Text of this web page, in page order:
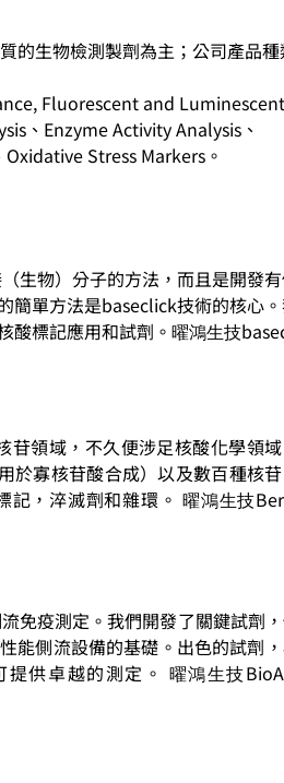
的生物檢測製劑為主；公司產品
Fluorescent and Luminescent
、Enzyme Activity Analysis、
Stress Markers。
生物）分子的方法，而且是開發
簡單方法是baseclick技術的核心
酸標記應用和試劑。 曜鴻生技
苷領域，不久便涉足核酸化學領
於寡核苷酸合成）以及數百種核
記，淬滅劑和雜環。曜鴻生技
免疫測定。我們開發了關鍵試劑
能側流設備的基礎。出色的試劑
供卓越的測定。
曜鴻生技